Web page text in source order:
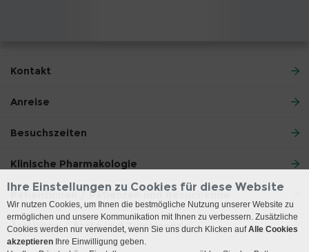
Kontakt
Anreise
Besuchszeiten
Klinische Pharmakologie
Patientinnen / Patienten und Besuchende
Ärztinnen / Ärzte und Zuweisende
Ihre Einstellungen zu Cookies für diese Website
Wir nutzen Cookies, um Ihnen die bestmögliche Nutzung unserer Website zu
ermöglichen und unsere Kommunikation mit Ihnen zu verbessern. Zusätzliche
Cookies werden nur verwendet, wenn Sie uns durch Klicken aufAlle Cookies
akzeptieren Ihre Einwilligung geben.